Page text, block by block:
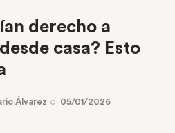
derecho a
casa? Esto
Álvarez 05/01/2026